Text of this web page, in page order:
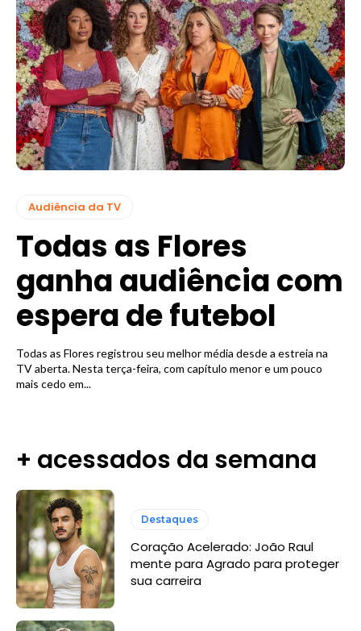
Audiência da TV
Todas as Flores
ganha audiência com
espera de futebol
Todas as Flores registrou seu melhor média desde a estreia na
TV aberta. Nesta terça-feira, com capítulo menor e um pouco
mais cedo em...
+ acessados da semana
Destaques
Coração Acelerado: João Raul
mente para Agrado para proteger
sua carreira